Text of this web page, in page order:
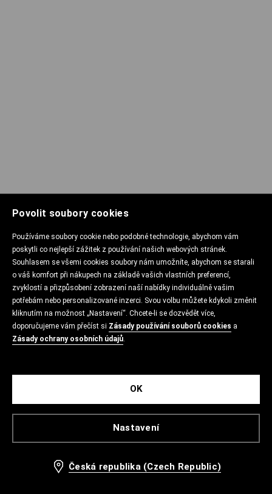
Povolit soubory cookies
Používáme soubory cookie nebo podobné technologie, abychom vám
poskytli co nejlepší zážitek z používání našich webových stránek.
Souhlasem se všemi cookies soubory nám umožníte, abychom se starali
o váš komfort při nákupech na základě vašich vlastních preferencí,
zvyklostí a přizpůsobení zobrazení naší nabídky individuálně vašim
potřebám nebo personalizované inzerci. Svou volbu můžete kdykoli změnit
kliknutím na možnost „Nastavení“. Chcete-li se dozvědět více,
doporučujeme vám přečíst si Zásady používání souborů cookies a
Zásady ochrany osobních údajů.
Nastavení
OK
Česká republika (Czech Republic)